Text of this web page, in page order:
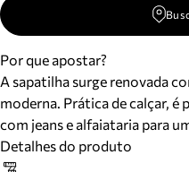
Por que apostar?
A sapatilha surge renovada
moderna. Prática de calçar, é
com jeans e alfaiataria para
Detalhes do produto